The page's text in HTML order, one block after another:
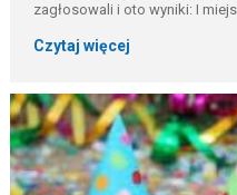
zagłosowali i oto wyniki: I
Czytaj więcej